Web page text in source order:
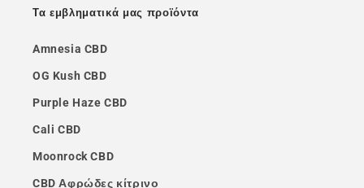
Τα εμβληματικά μας προϊόντα
Amnesia CBD
OG Kush CBD
Purple Haze CBD
Cali CBD
Moonrock CBD
CBD Αφρώδες κίτρινο